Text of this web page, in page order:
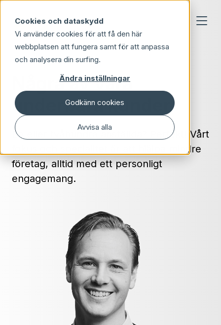
Cookies och dataskydd
Vi använder cookies för att få den här
webbplatsen att fungera samt för att anpassa
och analysera din surfing.
Ändra inställningar
Godkänn cookies
Avvisa alla
Några av våra
underbara kunder
En eller tvåhundra anställda? Perfekt! Vårt
fokus och specialitet är att hjälpa mindre
företag, alltid med ett personligt
engagemang.